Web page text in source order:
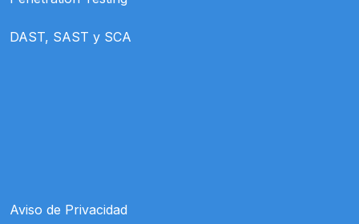
DAST, SAST y SCA
Aviso de Privacidad